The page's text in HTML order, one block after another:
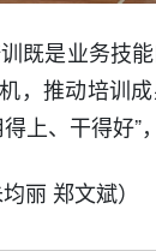
既是业务技
，推动培训
上、干得好”
丽 郑文斌）